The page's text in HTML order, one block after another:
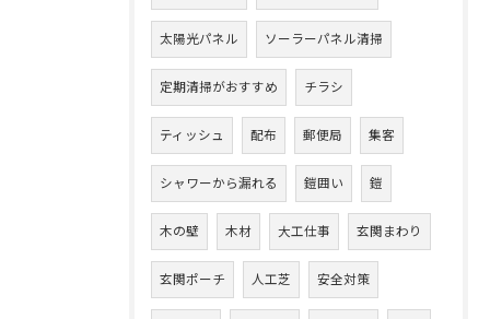
太陽光パネル ソーラーパネル清掃
定期清掃がおすすめ チラシ
ティッシュ 配布 郵便局 集客
シャワーから漏れる 鎧囲い 鎧
木の壁 木材 大工仕事 玄関まわり
玄関ポーチ 人工芝 安全対策